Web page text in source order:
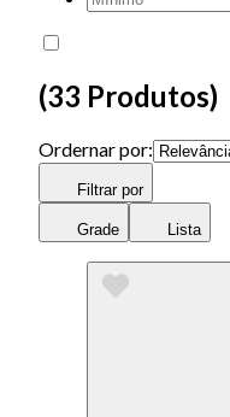
(33 Produtos)
Ordernar por:
Filtrar por
Grade Lista